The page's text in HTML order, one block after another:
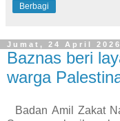
Berbagi
Jumat, 24 April 2026
Baznas beri
warga
Badan Amil Zakat